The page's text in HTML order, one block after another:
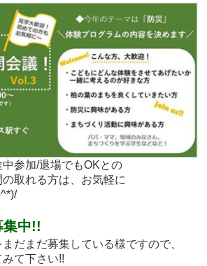
参加/退場でもOKとの
取れる方は、お気軽に
集中!!
だまだ募集している様ですので、
て下さい!!